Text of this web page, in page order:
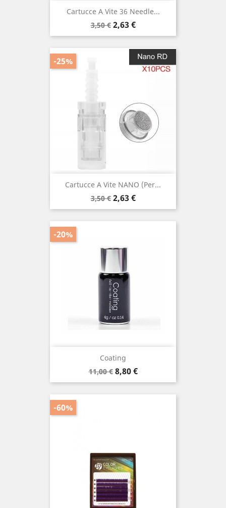
Cartucce A Vite 36 Needle...
Prezzo
base
3,50 € Prezzo
2,63 €
Cartucce A Vite NANO (per...
Prezzo
base
3,50 € Prezzo
2,63 €
-25%
Coating
Prezzo
base
11,00 € Prezzo
8,80 €
-20%
-60%